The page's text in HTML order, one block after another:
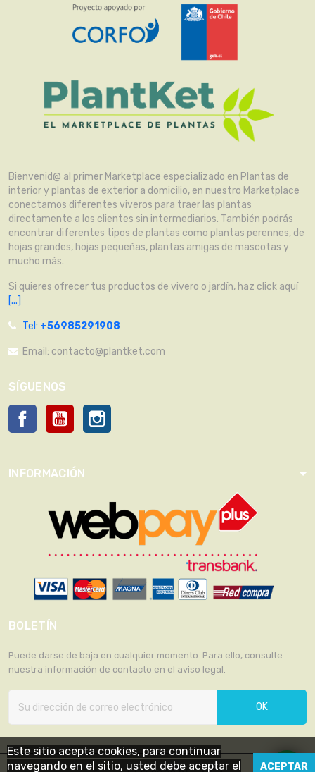
Bienvenid@ al primer Marketplace especializado en Plantas de
interior y plantas de exterior a domicilio, en nuestro Marketplace
conectamos diferentes viveros para traer las plantas
directamente a los clientes sin intermediarios. También podrás
encontrar diferentes tipos de plantas como plantas perennes, de
hojas grandes, hojas pequeñas, plantas amigas de mascotas y
mucho más.
Si quieres ofrecer tus productos de vivero o jardín, haz click aquí
[...]
Tel: +56985291908
Email: contacto@plantket.com
SÍGUENOS
Facebook YouTube
INFORMACIÓN
BOLETÍN
Puede darse de baja en cualquier momento. Para ello, consulte
nuestra información de contacto en el aviso legal.
OK
Este sitio acepta cookies, para continuar
navegando en el sitio, usted debe aceptar el
ACEPTAR